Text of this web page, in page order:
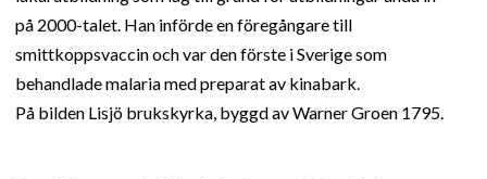
på 2000-talet. Han införde en föregångare till
smittkoppsvaccin och var den förste i Sverige som
behandlade malaria med preparat av kinabark.
På bilden Lisjö brukskyrka, byggd av Warner Groen 1795.